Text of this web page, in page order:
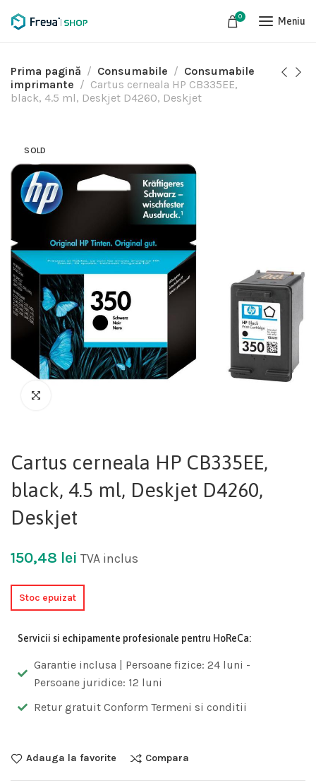
0 Meniu
Prima pagină Consumabile
Consumabile
imprimante
Cartus cerneala HP CB335EE,
black, 4.5 ml, Deskjet D4260, Deskjet
SOLD
Cartus cerneala HP CB335EE,
black, 4.5 ml, Deskjet D4260,
Deskjet
150,48 lei TVA inclus
Stoc epuizat
Servicii si echipamente profesionale pentru HoReCa:
Garantie inclusa | Persoane fizice: 24 luni -
Persoane juridice: 12 luni
Retur gratuit Conform Termeni si conditii
Adauga la favorite Compara